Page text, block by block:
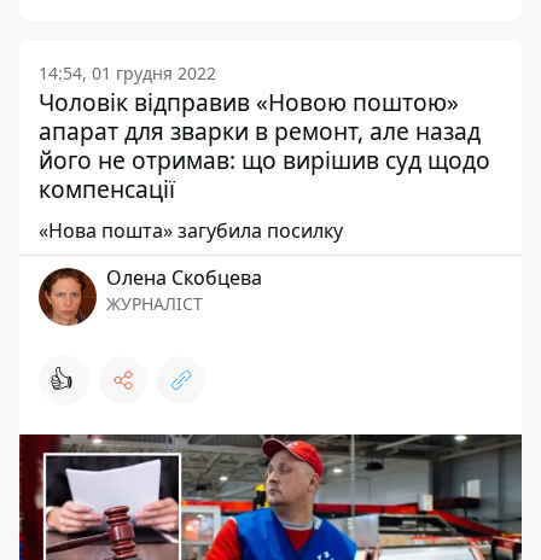
14:54, 01 грудня 2022
Чоловік відправив «Новою поштою»
апарат для зварки в ремонт, але назад
його не отримав: що вирішив суд щодо
компенсації
«Нова пошта» загубила посилку
Олена Скобцева
ЖУРНАЛІСТ
👍